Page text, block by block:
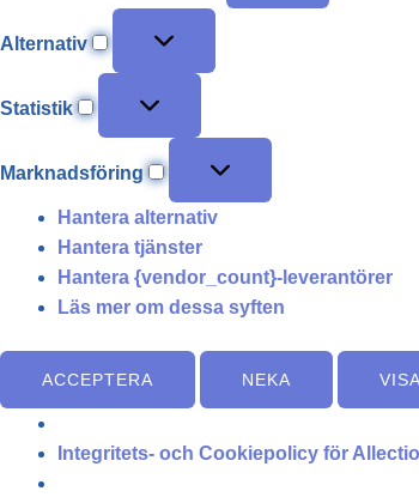
Alternativ
Statistik
Marknadsföring
Hantera alternativ
Hantera tjänster
Hantera {vendor_count}-leverantörer
Läs mer om dessa syften
ACCEPTERA NEKA
Integritets- och Cookiepolicy för Allectio